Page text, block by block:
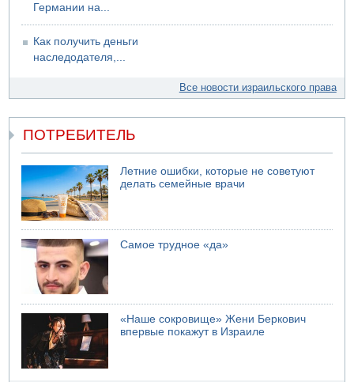
Германии на...
Как получить деньги
наследодателя,...
Все новости израильского права
ПОТРЕБИТЕЛЬ
Летние ошибки, которые не советуют
делать семейные врачи
Самое трудное «да»
«Наше сокровище» Жени Беркович
впервые покажут в Израиле